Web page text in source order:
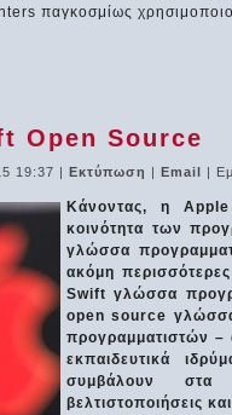
παγκοσμίως
Open Source
19:37 | Εκτύπωση | Email |
Κάνοντας, η
κοινότητα των
γλώσσα
ακόμη
Swift γλώσσα
open source
προγραμματιστών –
εκπαιδευτικά
συμβάλουν στα
βελτιστοποιήσεις